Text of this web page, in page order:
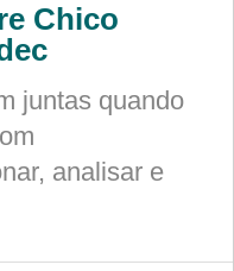
Chico
juntas quando
analisar e